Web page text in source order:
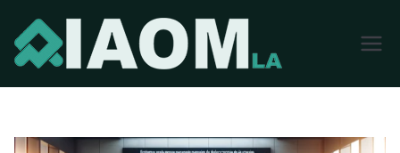
Academia